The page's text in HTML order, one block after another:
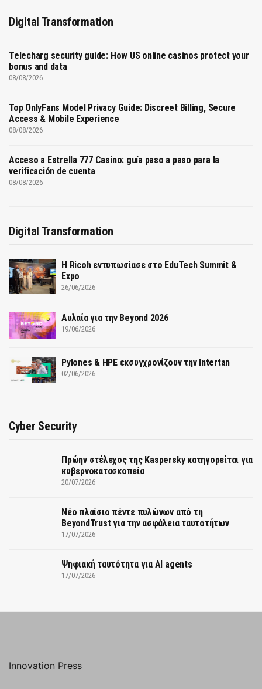
Digital Transformation
Telecharg security guide: How US online casinos protect your
bonus and data
08/08/2026
Top OnlyFans Model Privacy Guide: Discreet Billing, Secure
Access & Mobile Experience
08/08/2026
Acceso a Estrella 777 Casino: guía paso a paso para la
verificación de cuenta
08/08/2026
Digital Transformation
Η Ricoh εντυπωσίασε στο EduTech Summit &
Expo
26/06/2026
Αυλαία για την Beyond 2026
19/06/2026
Pylones & HPE εκσυγχρονίζουν την Intertan
02/06/2026
Cyber Security
Πρώην στέλεχος της Kaspersky κατηγορείται για
κυβερνοκατασκοπεία
20/07/2026
Νέο πλαίσιο πέντε πυλώνων από τη
BeyondTrust για την ασφάλεια ταυτοτήτων
17/07/2026
Ψηφιακή ταυτότητα για AI agents
17/07/2026
Innovation Press